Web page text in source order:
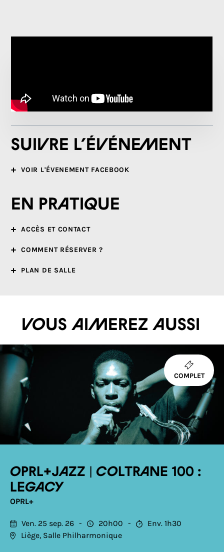
Suivre l’événement
VOIR L'ÉVENEMENT FACEBOOK
En pratique
ACCÈS ET CONTACT
COMMENT RÉSERVER ?
PLAN DE SALLE
Vous aimerez aussi
COMPLET
OPRL+JAZZ | COLTRANE 100 :
LEGACY
OPRL+
Ven. 25 sep. 26 20h00
Env. 1h30
Liège, Salle Philharmonique